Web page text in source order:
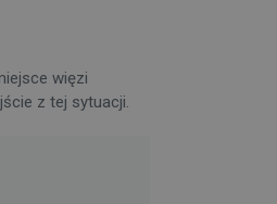
więzi
z tej sytuacji.